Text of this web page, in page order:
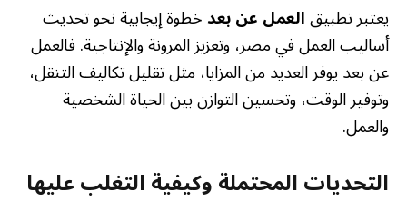
يعتبر تطبيقالعمل عن بعدخطوة إيجابية نحو تحديث
أساليب العمل في مصر، وتعزيز المرونة والإنتاجية. فالعمل
عن بعد يوفر العديد من المزايا، مثل تقليل تكاليف التنقل،
وتوفير الوقت، وتحسين التوازن بين الحياة الشخصية
والعمل.
التحديات المحتملة وكيفية التغلب عليها